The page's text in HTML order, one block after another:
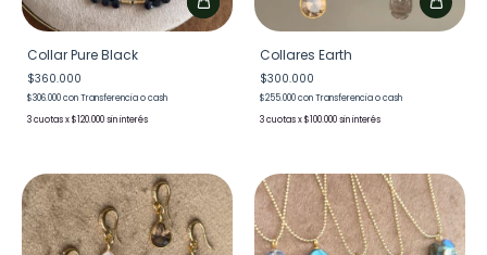
Collar Pure Black
$360.000
$306.000conTransferencia o cash
3
x$120.000sin interés
Collares Earth
$300.000
$255.000conTransferencia o cash
3
x$100.000sin interés